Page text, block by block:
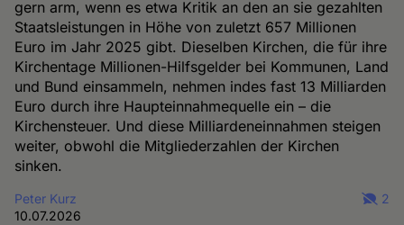
gern arm, wenn es etwa Kritik an den an sie gezahlten
Staatsleistungen in Höhe von zuletzt 657 Millionen
Euro im Jahr 2025 gibt. Dieselben Kirchen, die für ihre
Kirchentage Millionen-Hilfsgelder bei Kommunen, Land
und Bund einsammeln, nehmen indes fast 13 Milliarden
Euro durch ihre Haupteinnahmequelle ein – die
Kirchensteuer. Und diese Milliardeneinnahmen steigen
weiter, obwohl die Mitgliederzahlen der Kirchen
sinken.
Peter Kurz
10.07.2026
2